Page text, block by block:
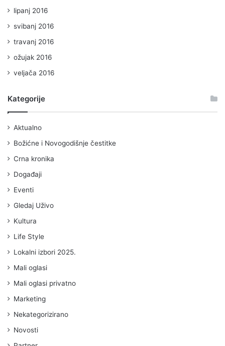
lipanj 2016
svibanj 2016
travanj 2016
ožujak 2016
veljača 2016
Kategorije
Aktualno
Božićne i Novogodišnje čestitke
Crna kronika
Događaji
Eventi
Gledaj Uživo
Kultura
Life Style
Lokalni izbori 2025.
Mali oglasi
Mali oglasi privatno
Marketing
Nekategorizirano
Novosti